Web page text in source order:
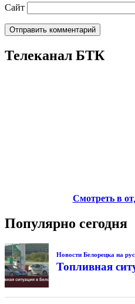
Сайт
Телеканал БТК
Смотреть в
Популярно сегодня
Новости Белорецка на
Топливная